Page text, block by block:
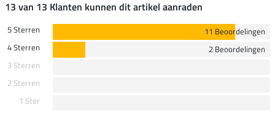
13 van 13 Klanten kunnen dit artikel aanraden
5 Sterren
11 Beoordelingen
4 Sterren
2 Beoordelingen
3 Sterren
2 Sterren
1 Ster